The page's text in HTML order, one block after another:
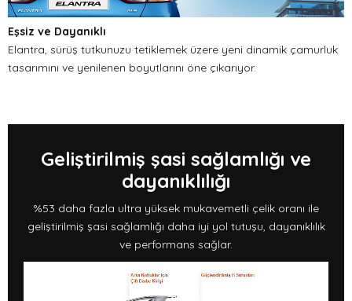
Eşsiz ve Dayanıklı
Elantra, sürüş tutkunuzu tetiklemek üzere yeni dinamik çamurluk
tasarımını ve yenilenen boyutlarını öne çıkarıyor.
Geliştirilmiş şasi sağlamlığı ve
dayanıklılığı
%53 daha fazla ultra yüksek mukavemetli çelik oranı ile
geliştirilmiş şasi sağlamlığı daha iyi yol tutuşu, dayanıklılık
ve performans sağlar.